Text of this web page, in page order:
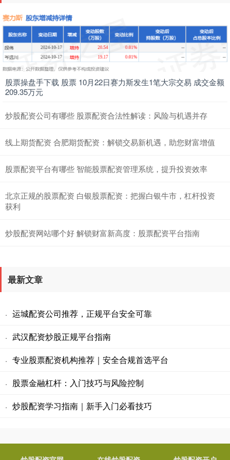
股票操盘手下载 股票 10月22日赛力斯发生1笔大宗交易 成交金额
209.35万元
炒股配资公司有哪些 股票配资合法性解读：风险与机遇并存
线上期货配资 合肥期货配资：解锁交易新机遇，助您财富增值
股票配资平台有哪些 智能股票配资管理系统，提升投资效率
北京正规的股票配资 白银股票配资：把握白银牛市，杠杆投资
获利
炒股配资网站哪个好 解锁财富新高度：股票配资平台指南
最新文章
· 运城配资公司推荐，正规平台安全可靠
· 武汉配资炒股正规平台指南
· 专业股票配资机构推荐｜安全合规首选平台
· 股票金融杠杆：入门技巧与风险控制
· 炒股配资学习指南｜新手入门必看技巧